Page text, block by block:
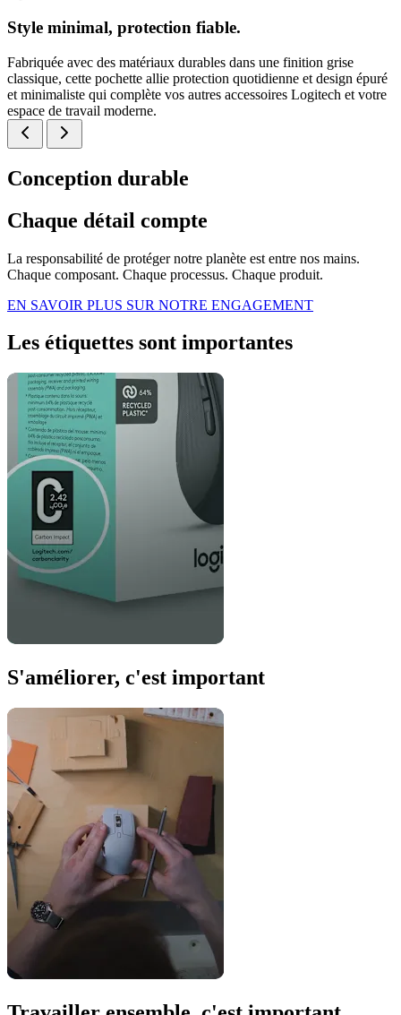
Style minimal, protection fiable.
Fabriquée avec des matériaux durables dans une finition grise
classique, cette pochette allie protection quotidienne et design épuré
et minimaliste qui complète vos autres accessoires Logitech et votre
espace de travail moderne.
Conception durable
Chaque détail compte
La responsabilité de protéger notre planète est entre nos mains.
Chaque composant. Chaque processus. Chaque produit.
EN SAVOIR PLUS SUR NOTRE ENGAGEMENT
Les étiquettes sont importantes
S'améliorer, c'est important